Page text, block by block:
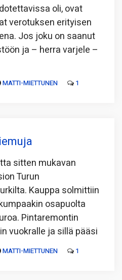
oli, ovat
verotuksen erityisen
Jos joku on saanut
ja – herra varjele –
MATTI-MIETTUNEN 1
sitten mukavan
Turun
Kauppa solmittiin
osapuolta
Pintaremontin
vuokralle ja sillä pääsi
MATTI-MIETTUNEN 1